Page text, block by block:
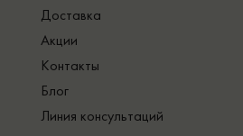
Доставка
Акции
Контакты
Блог
Линия консультаций